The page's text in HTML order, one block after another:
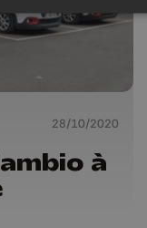
28/10/2020
à